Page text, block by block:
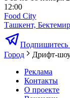
12:00
Food City
Ташкент,
Подпишитесь
Город
Дрифт-
Реклама
Контакты
О проекте